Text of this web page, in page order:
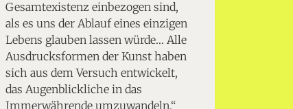
Gesamtexistenz einbezogen sind,
als es uns der Ablauf eines einzigen
Lebens glauben lassen würde… Alle
Ausdrucksformen der Kunst haben
sich aus dem Versuch entwickelt,
das Augenblickliche in das
Immerwährende umzuwandeln.“